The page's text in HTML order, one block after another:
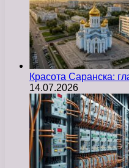
Красота Саранска:
14.07.2026